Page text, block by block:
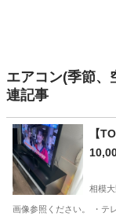
エアコン(季節、
連記事
相模
画像参照ください。 ・テ